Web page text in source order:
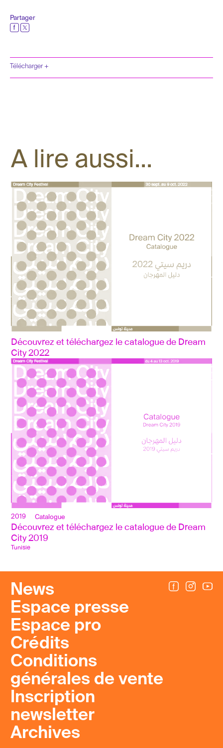
Télécharger +
Partager
A lire aussi...
Découvrez et téléchargez le catalogue de Dream
City 2022
2019 Catalogue
Découvrez et téléchargez le catalogue de Dream
City 2019
Tunisie
News
Espace presse
Espace pro
Crédits
Conditions
générales de vente
Inscription
newsletter
Archives